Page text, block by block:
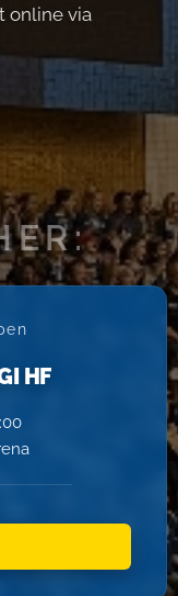
online via
HF